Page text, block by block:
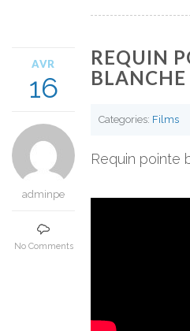
AVR
16
adminpe
No Comments
REQUIN
BLANCHE
Categories: Films
Requin pointe